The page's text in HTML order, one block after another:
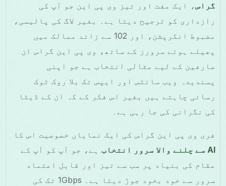
گراس، ایک مفت اور تیز وی پی این جو آپ کی
رازداری کو ترجیح دیتا ہے۔ بغیر لاگ کی پالیسی،
مضبوط انکرپشن، اور 102 سے زائد ممالک میں
پھیلے ہوئے سرورز کے ساتھ، وی پی این گراس ان
صارفین کے لیے مثالی انتخاب ہے جو اپنی
پسندیدہ ویب سائٹس اور ایپس تک بلا روک ٹوک
رسائی چاہتے ہیں بغیر اس فکر کے کہ ان کے ڈیٹا
کی نگرانی کی جا رہی ہے۔
فری وی پی این گراس کی ایک نمایاں خصوصیت اس کا
AI سے چلنے والا سرور انتخاب
ہے، جو آپ کو آپ کے
مقام کی بنیاد پر سب سے تیز اور قابل اعتماد
سرور سے خود بخود جوڑ دیتا ہے۔ 1Gbps تک کی